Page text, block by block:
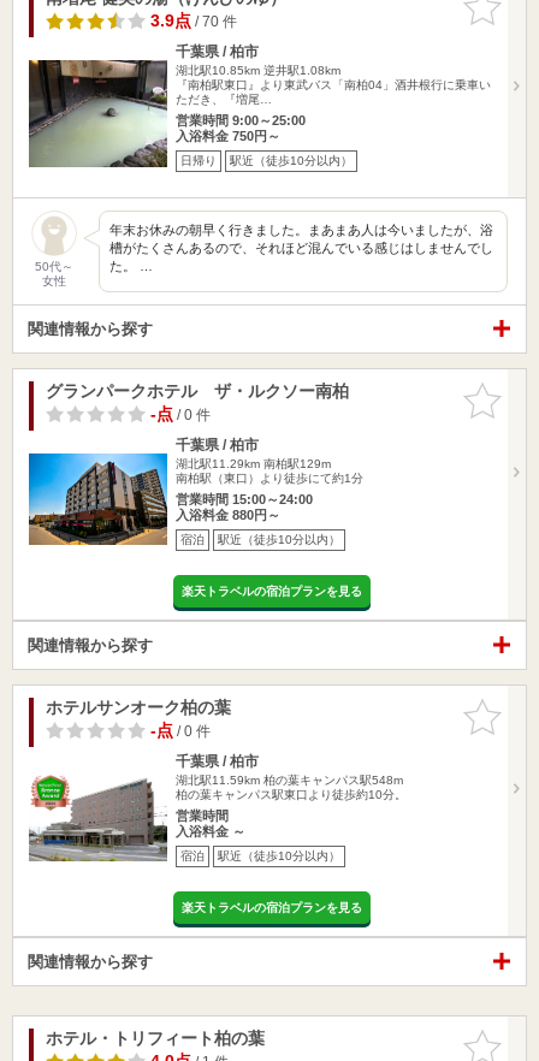
りに追加
3.9点/ 70 件
千葉県 / 柏市
湖北駅10.85km 逆井駅1.08km
『南柏駅東口』より東武バス「南柏04」酒井根行に乗車い
ただき、『増尾…
営業時間 9:00～25:00
入浴料金 750円～
日帰り 駅近（徒歩10分以内）
50代～
女性
年末お休みの朝早く行きました。まあまあ人は今いましたが、浴
槽がたくさんあるので、それほど混んでいる感じはしませんでし
た。 …
関連情報から探す
お気に入
りに追加
グランパークホテル ザ・ルクソー南柏
-点/ 0 件
千葉県 / 柏市
湖北駅11.29km 南柏駅129m
南柏駅（東口）より徒歩にて約1分
営業時間 15:00～24:00
入浴料金 880円～
宿泊 駅近（徒歩10分以内）
楽天トラベルの宿泊プランを見る
関連情報から探す
お気に入
りに追加
ホテルサンオーク柏の葉
-点/ 0 件
千葉県 / 柏市
湖北駅11.59km 柏の葉キャンパス駅548m
柏の葉キャンパス駅東口より徒歩約10分。
営業時間
入浴料金 ～
宿泊 駅近（徒歩10分以内）
楽天トラベルの宿泊プランを見る
関連情報から探す
お気に入
りに追加
ホテル・トリフィート柏の葉